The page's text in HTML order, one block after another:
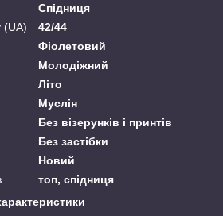
Спідниця
(UA)
42/44
Фіолетовий
Молодіжний
Літо
Муслін
Без візерунків і принтів
Без застібки
Новий
топ, спідниця